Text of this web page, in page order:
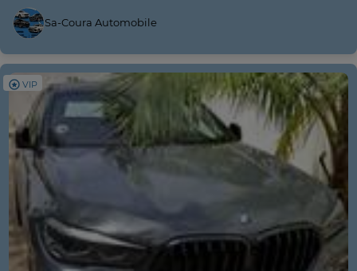
Sa-Coura Automobile
VIP